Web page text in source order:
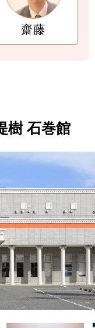
齋藤
樹 石巻館